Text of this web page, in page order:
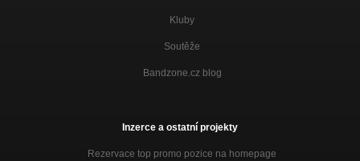
Kluby
Soutěže
Bandzone.cz blog
Inzerce a ostatní projekty
Rezervace top promo pozice na homepage